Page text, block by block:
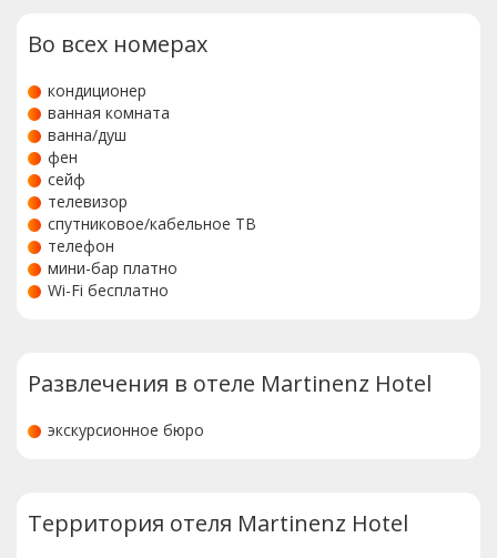
Во всех номерах
кондиционер
ванная комната
ванна/душ
фен
сейф
телевизор
спутниковое/кабельное ТВ
телефон
мини-бар платно
Wi-Fi бесплатно
Развлечения в отеле Martinenz Hotel
экскурсионное бюро
Территория отеля Martinenz Hotel